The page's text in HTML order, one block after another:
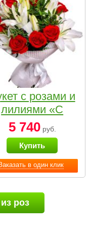
в один клик
с розами и
лилиями «С
наилучшими
пожеланиями»
5 740руб.
Купить
роз